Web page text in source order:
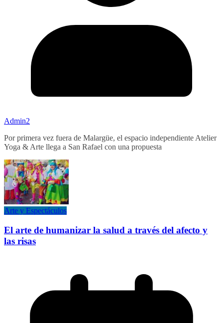
Admin2
Por primera vez fuera de Malargüe, el espacio independiente Atelier
Yoga & Arte llega a San Rafael con una propuesta
Arte y Espectáculos
El arte de humanizar la salud a través del afecto y
las risas